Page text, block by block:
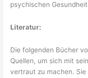
psychischen
Literatur:
Die folgenden Bücher
Quellen, um sich mit
vertraut zu machen.